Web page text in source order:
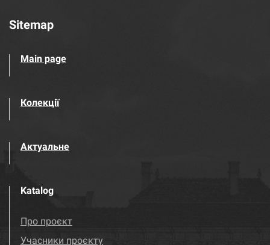
Sitemap
Main page
Колекції
Актуальне
Katalog
Про проєкт
Учасники проєкту